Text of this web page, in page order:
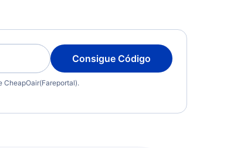
Consigue Código
CheapOair(Fareportal).